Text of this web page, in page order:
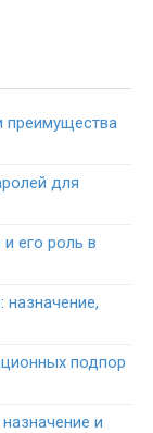
преимущества
для
его роль в
подпор
и